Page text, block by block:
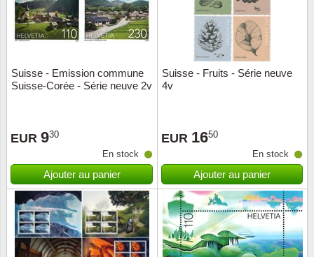
Suisse - Emission commune
Suisse-Corée - Série neuve 2v
EUR 930
En stock
Ajouter au panier
Suisse - Fruits - Série neuve
4v
EUR 1650
En stock
Ajouter au panier